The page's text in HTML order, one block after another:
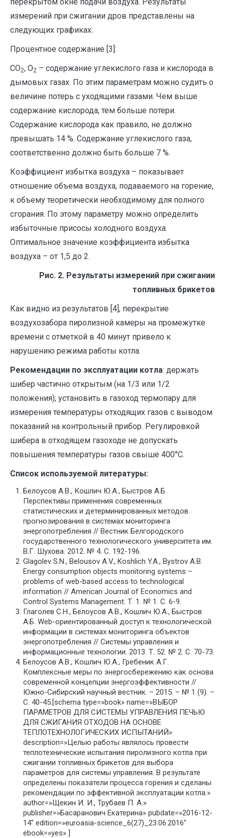
измерений при сжигании дров представлены на
следующих графиках:
Процентное содержание [3]:
СО2, О2 – содержание углекислого газа и кислорода в
дымовых газах. По этим параметрам можно судить о
величине потерь с уходящими газами. Чем выше
содержание кислорода, тем больше потери.
Содержание кислорода как правило, не должно
превышать 14 %. Содержание углекислого газа,
соответственно должно быть больше 7 %.
Коэффициент избытка воздуха – показывает
отношение объема воздуха, подаваемого на горение,
к объему теоретически необходимому для полного
сгорания. По этому параметру можно определить
избыточные присосы холодного воздуха.
Оптимальное значение коэффициента избытка
воздуха – от 1,5 до 2.
Рис. 2. Результаты измерений при сжигании
топливных брикетов
Как видно из результатов [4], перекрытие
воздухозабора пиролизной камеры на промежутке
времени с отметкой в 40 минут привело к
нарушению режима работы котла.
Рекомендации по эксплуатации котла: держать
шибер частично открытым (на 1/3 или 1/2
положения); установить в газоход термопару для
измерения температуры отходящих газов с выводом
показаний на контрольный прибор. Регулировкой
шибера в отходящем газоходе не допускать
повышения температуры газов свыше 400°С.
Список используемой литературы:
Белоусов А.В., Кошлич Ю.А., Быстров А.Б.
Перспективы применения современных
статистических и детерминированных методов
прогнозирования в системах мониторинга
энергопотребления // Вестник Белгородского
государственного технологического университета им.
В.Г. Шухова. 2012. № 4. С. 192-196.
Glagolev S.N., Belousov A.V., Koshlich Y.A., Bystrov A.B.
Energy consumption objects monitoring systems –
problems of web-based access to technological
information // American Journal of Economics and
Control Systems Management. Т. 1. № 1. С. 6-9.
Глаголев С.Н., Белоусов А.В., Кошлич Ю.А., Быстров
А.Б. Web-ориентированный доступ к технологической
информации в системах мониторинга объектов
энергопотребления // Системы управления и
информационные технологии. 2013. Т. 52. № 2. С. 70-73.
Белоусов А.В., Кошлич Ю.А., Гребеник А.Г.
Комплексные меры по энергосбережению как основа
современной концепции энергоэффективности //
Южно-Сибирский научный вестник. – 2015. – № 1 (9). –
С. 40-45.[schema type=»book» name=»ВЫБОР
ПАРАМЕТРОВ ДЛЯ СИСТЕМЫ УПРАВЛЕНИЯ ПЕЧЬЮ
ДЛЯ СЖИГАНИЯ ОТХОДОВ НА ОСНОВЕ
ТЕПЛОТЕХНОЛОГИЧЕСКИХ ИСПЫТАНИЙ»
description=»Целью работы являлось провести
теплотехнические испытания пиролизного котла при
сжигании топливных брикетов для выбора
параметров для системы управления. В результате
определены показатели процесса горения и сделаны
рекомендации по эффективной эксплуатации котла.»
author=»Щекин И. И., Трубаев П. А.»
publisher=»Басаранович Екатерина» pubdate=»2016-12-
14″ edition=»euroasia-science_6(27)_23.06.2016″
ebook=»yes» ]